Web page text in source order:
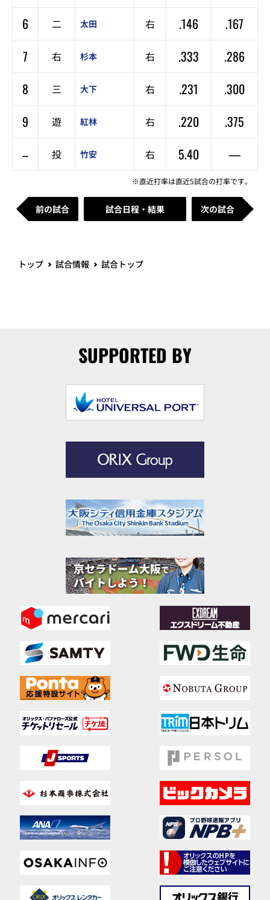
6 二 太田 右 .146
.167
7
右 杉本 右 .333
.286
8
三 大下 右 .231
.300
9
遊 紅林 右 .220
.375
–
投 竹安 右 5.40 —
※直近打率は直近5試合の打率です。
前の試合 試合日程・結果 次の試合
トップ 試合情報 試合トップ
SUPPORTED BY